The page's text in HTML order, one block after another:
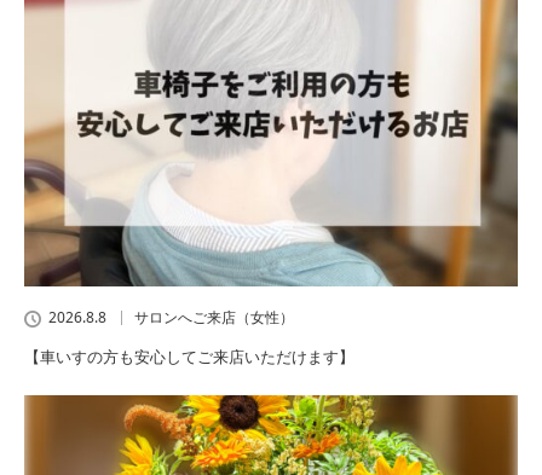
2026.8.8 サロンへご来店（女性）
【車いすの方も安心してご来店いただけます】